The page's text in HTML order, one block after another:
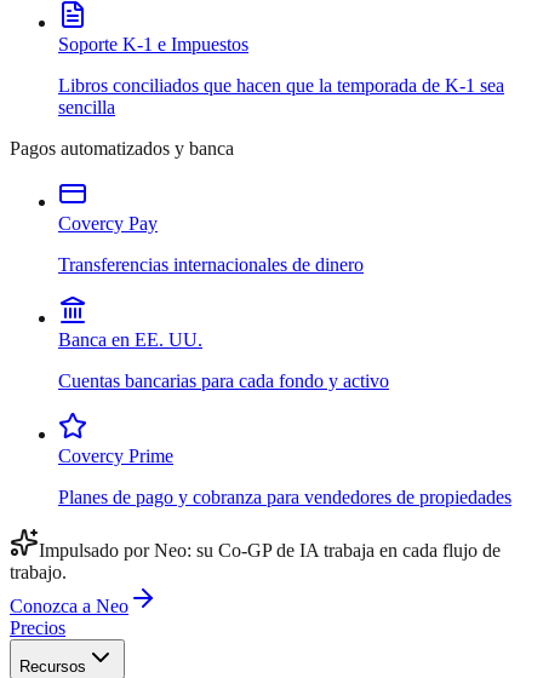
Soporte K-1 e Impuestos
Libros conciliados que hacen que la temporada de K-1 sea
sencilla
Pagos automatizados y banca
Covercy Pay
Transferencias internacionales de dinero
Banca en EE. UU.
Cuentas bancarias para cada fondo y activo
Covercy Prime
Planes de pago y cobranza para vendedores de propiedades
Impulsado por Neo: su Co-GP de IA trabaja en cada flujo de
trabajo.
Conozca a Neo
Precios
Recursos